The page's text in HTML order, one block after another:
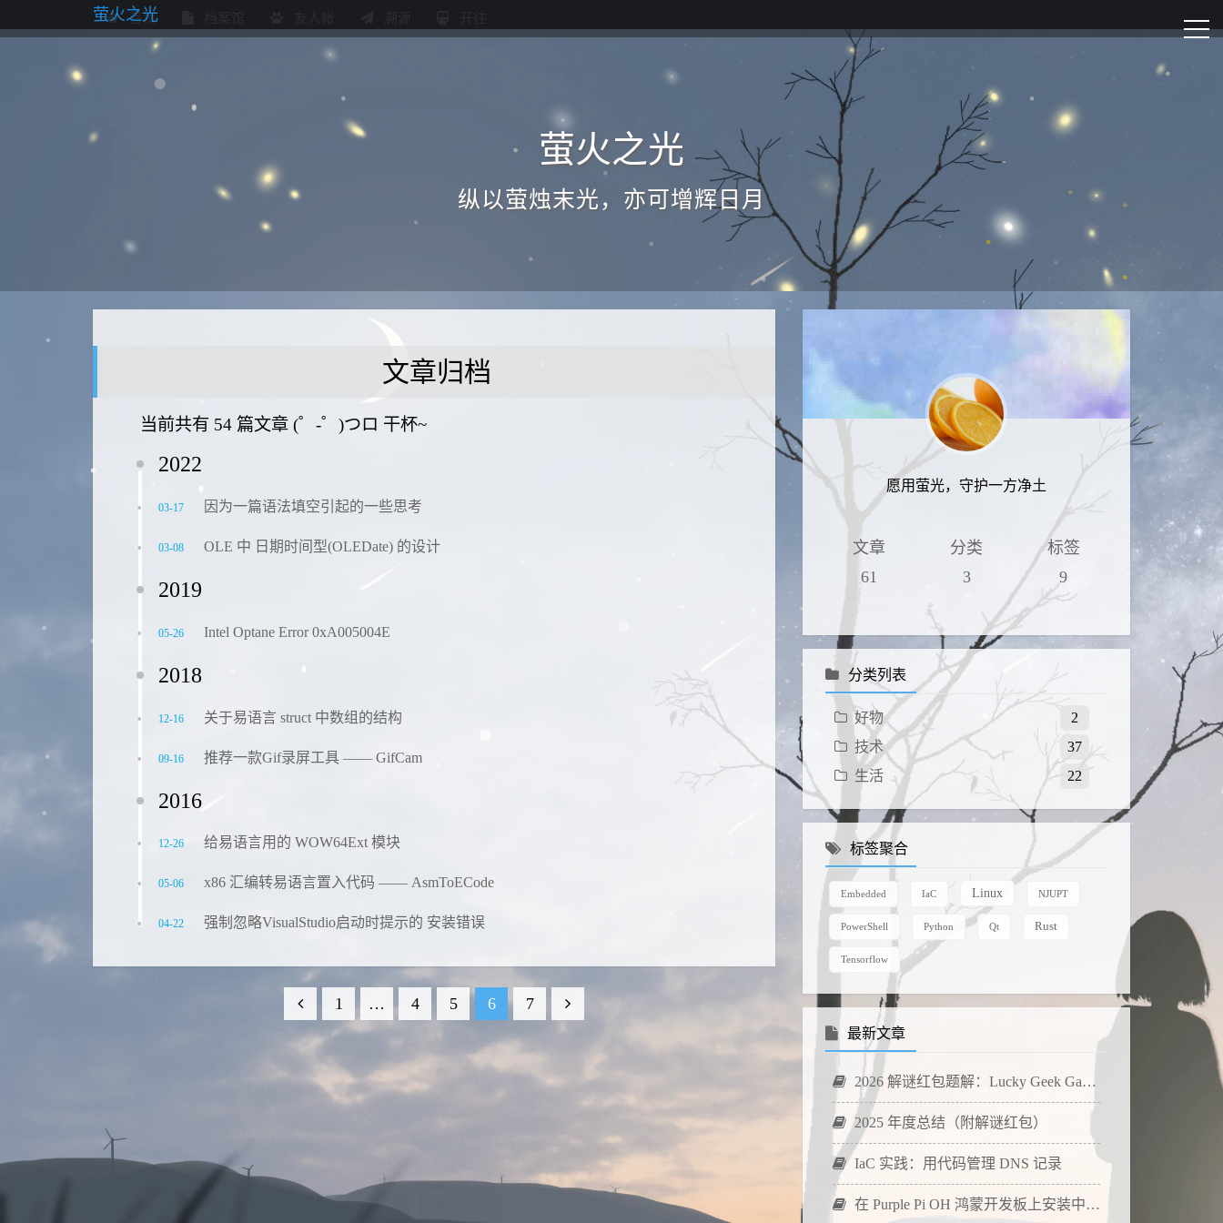
首页
萤火之光
萤火之光
纵以萤烛末光，亦可增辉日月
文章归档
当前共有 54 篇文章 (゜-゜)つロ 干杯~
2022
因为一篇语法填空引起的一些思考
03-17
OLE 中 日期时间型(OLEDate) 的设计
03-08
2019
Intel Optane Error 0xA005004E
05-26
2018
关于易语言 struct 中数组的结构
12-16
推荐一款Gif录屏工具 —— GifCam
09-16
2016
给易语言用的 WOW64Ext 模块
12-26
x86 汇编转易语言置入代码 —— AsmToECode
05-06
强制忽略VisualStudio启动时提示的 安装错误
04-22
1 … 4 5 6 7
愿用萤光，守护一方净土
文章
61
分类
3
标签
9
分类列表
好物
2
技术
37
生活
22
标签聚合
Embedded IaC Linux NJUPT
PowerShell Python Qt Rust
Tensorflow
最新文章
2026 解谜红包题解：Lucky Geek Game 2026
2025 年度总结（附解谜红包）
IaC 实践：用代码管理 DNS 记录
在 Purple Pi OH 鸿蒙开发板上安装中文输入法